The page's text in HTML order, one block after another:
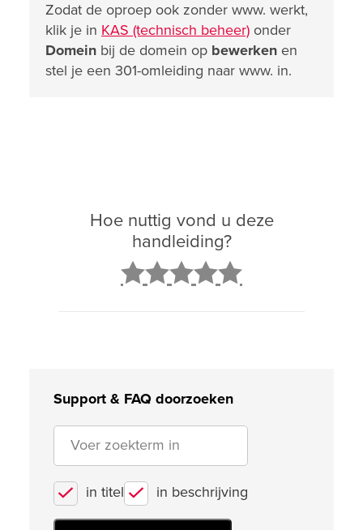
Zodat de oproep ook zonder www. werkt,
klik je in KAS (technisch beheer) onder
Domein bij de domein op bewerken en
stel je een 301-omleiding naar www. in.
Hoe nuttig vond u deze
handleiding?
Support & FAQ doorzoeken
in titel in beschrijving